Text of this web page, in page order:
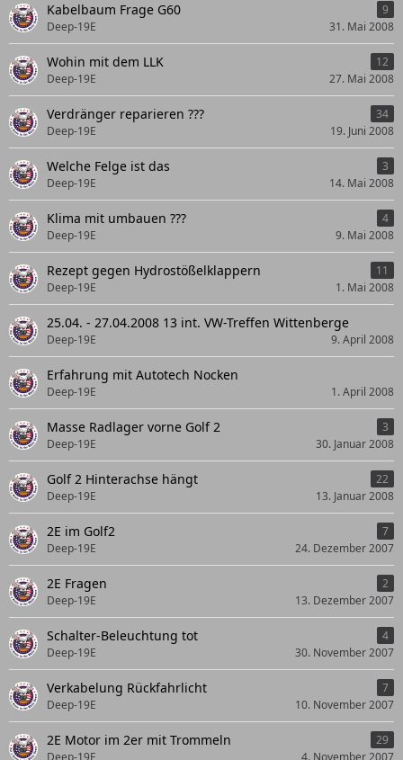
Kabelbaum Frage G60
9
Deep-19E
31. Mai 2008
Wohin mit dem LLK
12
Deep-19E
27. Mai 2008
Verdränger reparieren ???
34
Deep-19E
19. Juni 2008
Welche Felge ist das
3
Deep-19E
14. Mai 2008
Klima mit umbauen ???
4
Deep-19E
9. Mai 2008
Rezept gegen Hydrostößelklappern
11
Deep-19E
1. Mai 2008
25.04. - 27.04.2008 13 int. VW-Treffen Wittenberge
Deep-19E 9. April 2008
Erfahrung mit Autotech Nocken
Deep-19E 1. April 2008
Masse Radlager vorne Golf 2
3
Deep-19E
30. Januar 2008
Golf 2 Hinterachse hängt
22
Deep-19E
13. Januar 2008
2E im Golf2
7
Deep-19E
24. Dezember 2007
2E Fragen
2
Deep-19E
13. Dezember 2007
Schalter-Beleuchtung tot
4
Deep-19E
30. November 2007
Verkabelung Rückfahrlicht
7
Deep-19E
10. November 2007
2E Motor im 2er mit Trommeln
29
Deep-19E
4. November 2007